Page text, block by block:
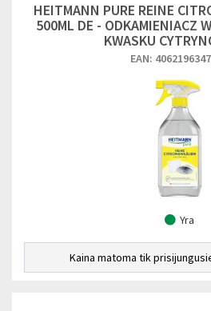
HEITMANN PURE REINE
500ML DE - ODKAMIENIACZ
KWASKU
EAN:
Yra
Kaina matoma tik